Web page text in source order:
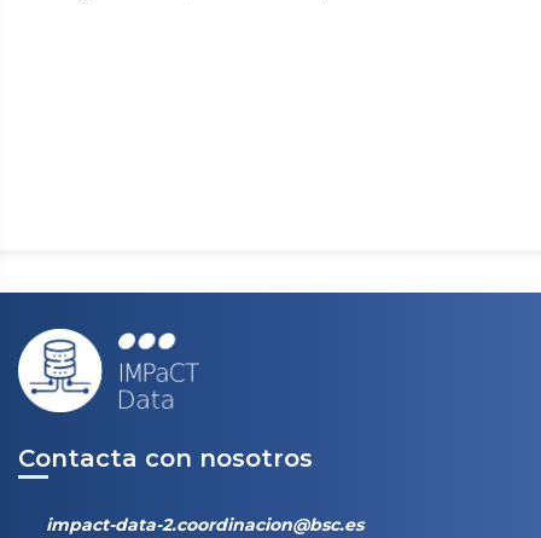
Contacta con nosotros
impact-data-2.coordinacion@bsc.es